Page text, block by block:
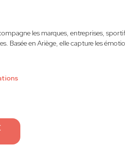
les marques, entreprises,
Basée en Ariège, elle capture les